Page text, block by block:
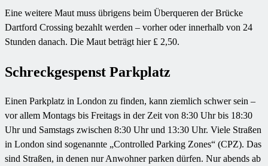
Eine weitere Maut muss übrigens beim Überqueren der Brücke
Dartford Crossing bezahlt werden – vorher oder innerhalb von 24
Stunden danach. Die Maut beträgt hier ₤ 2,50.
Schreckgespenst Parkplatz
Einen Parkplatz in London zu finden, kann ziemlich schwer sein –
vor allem Montags bis Freitags in der Zeit von 8:30 Uhr bis 18:30
Uhr und Samstags zwischen 8:30 Uhr und 13:30 Uhr. Viele Straßen
in London sind sogenannte „Controlled Parking Zones“ (CPZ). Das
sind Straßen, in denen nur Anwohner parken dürfen. Nur abends ab